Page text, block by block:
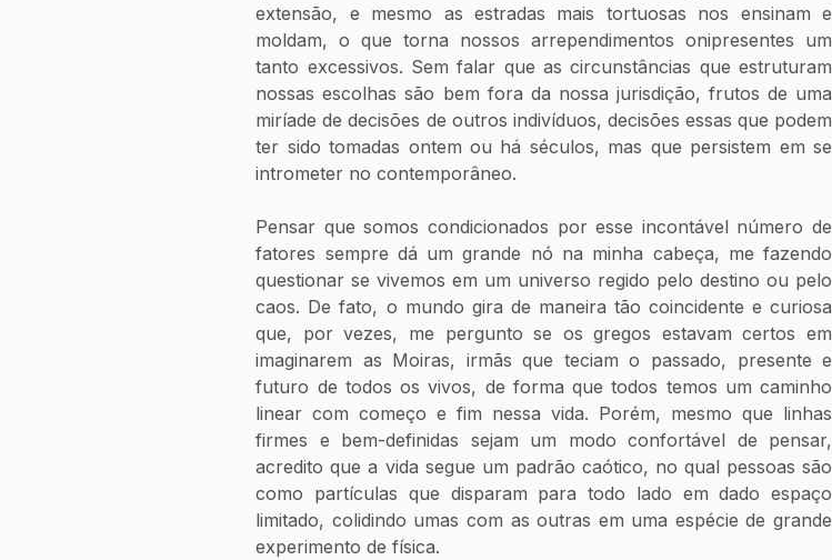
extensão, e mesmo as estradas mais tortuosas nos ensinam e
moldam, o que torna nossos arrependimentos onipresentes um
tanto excessivos. Sem falar que as circunstâncias que estruturam
nossas escolhas são bem fora da nossa jurisdição, frutos de uma
miríade de decisões de outros indivíduos, decisões essas que podem
ter sido tomadas ontem ou há séculos, mas que persistem em se
intrometer no contemporâneo.
Pensar que somos condicionados por esse incontável número de
fatores sempre dá um grande nó na minha cabeça, me fazendo
questionar se vivemos em um universo regido pelo destino ou pelo
caos. De fato, o mundo gira de maneira tão coincidente e curiosa
que, por vezes, me pergunto se os gregos estavam certos em
imaginarem as Moiras, irmãs que teciam o passado, presente e
futuro de todos os vivos, de forma que todos temos um caminho
linear com começo e fim nessa vida. Porém, mesmo que linhas
firmes e bem-definidas sejam um modo confortável de pensar,
acredito que a vida segue um padrão caótico, no qual pessoas são
como partículas que disparam para todo lado em dado espaço
limitado, colidindo umas com as outras em uma espécie de grande
experimento de física.